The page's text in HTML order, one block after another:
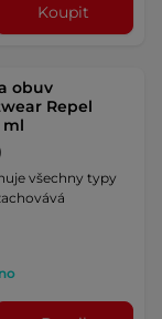
Koupit
obuv
Repel
ml
všechny typy